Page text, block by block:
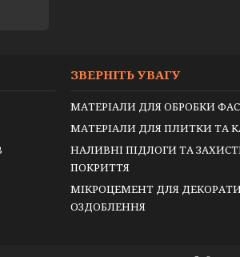
ЗВЕРНІТЬ УВАГУ
МАТЕРІАЛИ ДЛЯ ОБРОБКИ
МАТЕРІАЛИ ДЛЯ ПЛИТКИ ТА
НАЛИВНІ ПІДЛОГИ ТА
ПОКРИТТЯ
МІКРОЦЕМЕНТ ДЛЯ
ОЗДОБЛЕННЯ